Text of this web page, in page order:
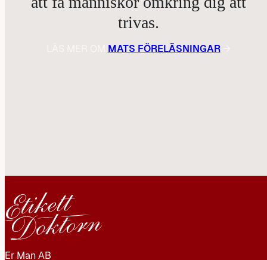
trivas.
MATS FÖRELÄSNINGAR→
Er Man AB